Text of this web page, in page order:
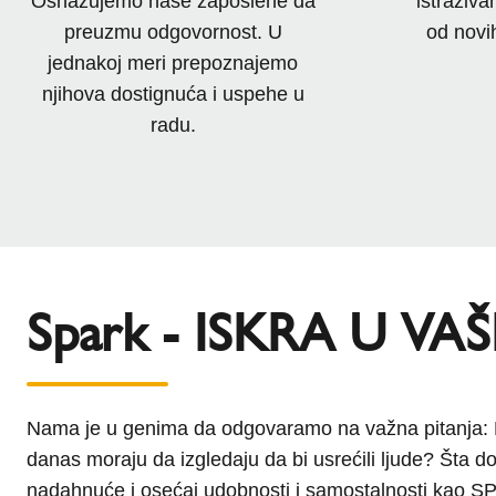
preuzmu odgovornost. U
jednakoj meri prepoznajemo
njihova dostignuća i uspehe u
radu.
od
Spark - ISKRA U
Nama je u genima da odgovaramo na važna
danas moraju da izgledaju da bi usrećili ljude? Šta
nadahnuće i osećaj udobnosti i samostalnosti kao
Nas u Schiedel-u pokreće iskra kojom svetli
unapred, proaktivno se suočavamo s jednim pitanjem:
sobom donosi? Samo uz razumevanje ovih tema i